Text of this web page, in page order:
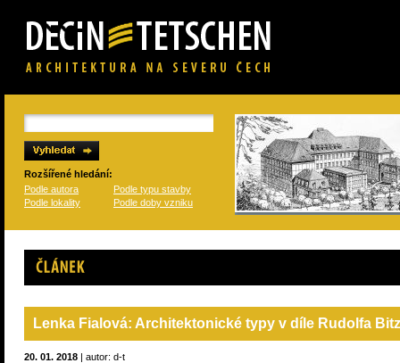
Rozšířené hledání:
Podle autora
Podle typu stavby
Podle lokality
Podle doby vzniku
Článek
Lenka Fialová: Architektonické typy v díle Rudolfa
20. 01. 2018 | autor: d-t